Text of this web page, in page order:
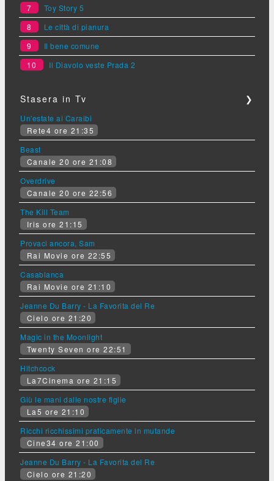
7
Toy Story 5
8
Le città di pianura
9
Il bene comune
10
Il Diavolo veste Prada 2
Stasera in Tv ❯
Un'estate ai Caraibi
Rete4 ore 21:35
Beast
Canale 20 ore 21:08
Overdrive
Canale 20 ore 22:56
The Kill Team
Iris ore 21:15
Provaci ancora, Sam
Rai Movie ore 22:55
Casablanca
Rai Movie ore 21:10
Jeanne Du Barry - La Favorita del Re
Cielo ore 21:20
Magic in the Moonlight
Twenty Seven ore 22:51
Hitchcock
La7Cinema ore 21:15
Giù le mani dalle nostre figlie
La5 ore 21:10
Ricchi ricchissimi praticamente in mutande
Cine34 ore 21:00
Jeanne Du Barry - La Favorita del Re
Cielo ore 21:20